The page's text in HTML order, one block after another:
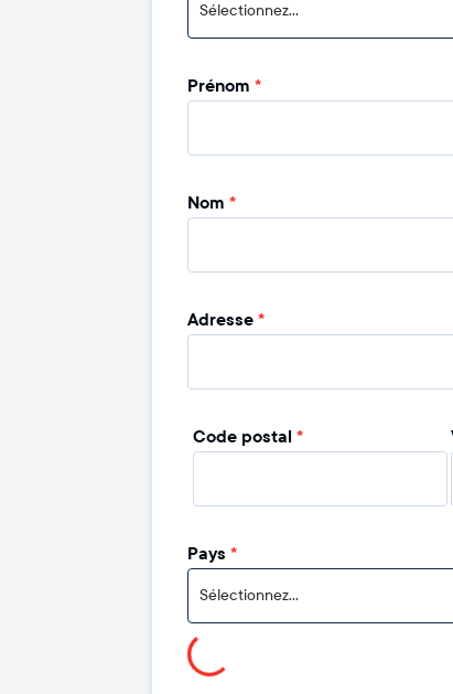
Sélectionnez...
Prénom *
Nom *
Adresse*
Code postal *
Pays *
Sélectionnez...